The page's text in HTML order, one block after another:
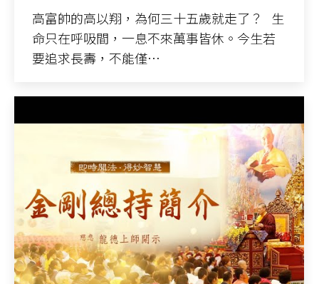
高富帥的高以翔，為何三十五歲就走了？ 生
命只在呼吸間，一息不來萬事皆休。今生若
要追求長壽，不能僅…